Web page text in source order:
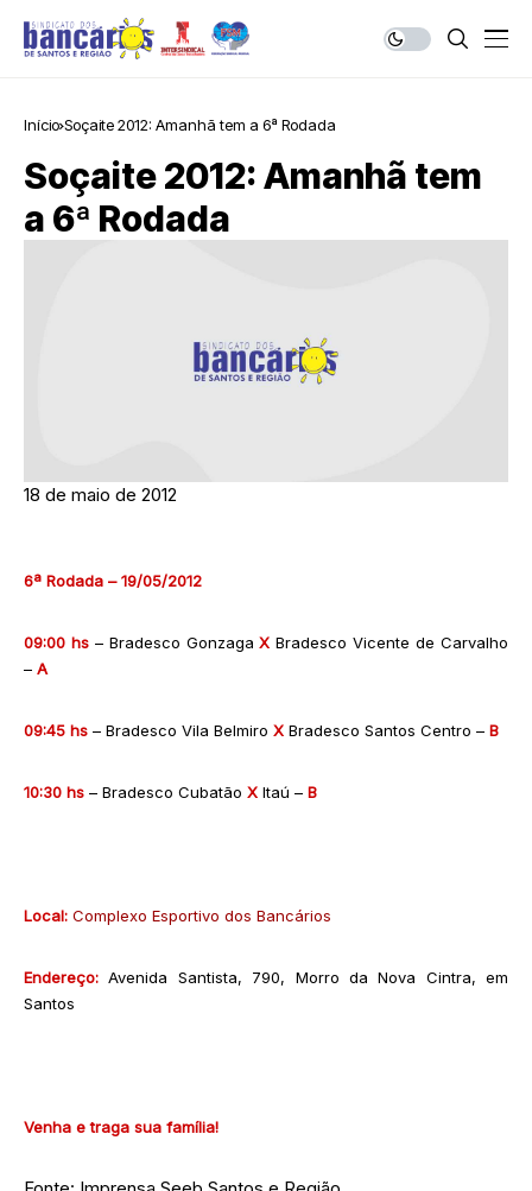
Início Soçaite 2012: Amanhã tem a 6ª Rodada
Soçaite 2012: Amanhã tem
a 6ª Rodada
18 de maio de 2012
6ª Rodada – 19/05/2012
09:00 hs– Bradesco GonzagaX Bradesco Vicente de Carvalho
– A
09:45 hs – Bradesco Vila Belmiro X Bradesco Santos Centro – B
10:30 hs – Bradesco Cubatão X Itaú – B
Local: Complexo Esportivo dos Bancários
Endereço: Avenida Santista, 790, Morro da Nova Cintra, em
Santos
Venha e traga sua família!